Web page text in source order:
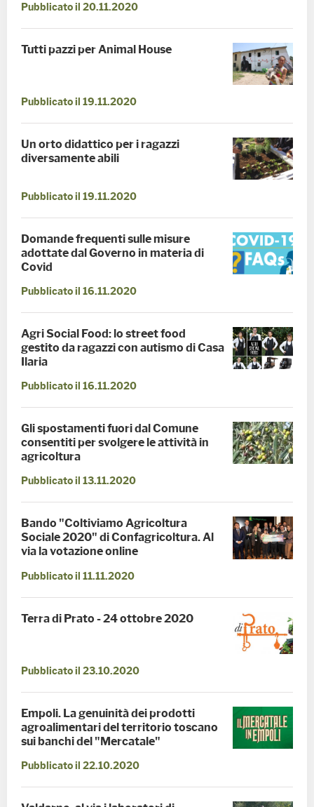
Pubblicato il 20.11.2020
Tutti pazzi per Animal House
Pubblicato il 19.11.2020
Un orto didattico per i ragazzi
diversamente abili
Pubblicato il 19.11.2020
Domande frequenti sulle misure
adottate dal Governo in materia di
Covid
Pubblicato il 16.11.2020
Agri Social Food: lo street food
gestito da ragazzi con autismo di Casa
Ilaria
Pubblicato il 16.11.2020
Gli spostamenti fuori dal Comune
consentiti per svolgere le attività in
agricoltura
Pubblicato il 13.11.2020
Bando "Coltiviamo Agricoltura
Sociale 2020" di Confagricoltura. Al
via la votazione online
Pubblicato il 11.11.2020
Terra di Prato - 24 ottobre 2020
Pubblicato il 23.10.2020
Empoli. La genuinità dei prodotti
agroalimentari del territorio toscano
sui banchi del "Mercatale"
Pubblicato il 22.10.2020